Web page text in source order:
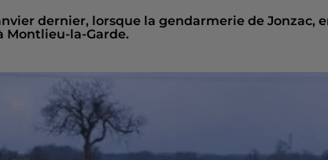
dernier, lorsque la gendarmerie de Jonzac,
Montlieu-la-Garde.